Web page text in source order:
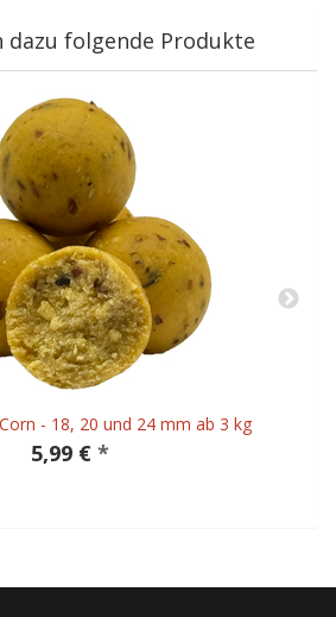
dazu folgende Produkte
- 18, 20 und 24 mm ab 3 kg
5,99 € *